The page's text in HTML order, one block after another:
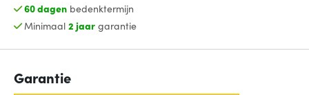
60 dagenbedenktermijn
Minimaal 2 jaargarantie
Garantie